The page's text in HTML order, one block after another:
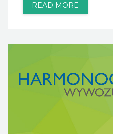
READ MORE